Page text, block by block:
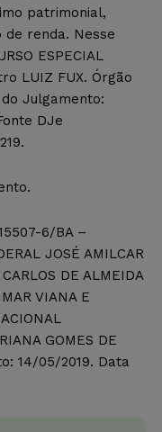
patrimonial,
de renda. Nesse
ESPECIAL
LUIZ FUX. Órgão
do Julgamento:
DJe
6/BA –
JOSÉ AMILCAR
DE ALMEIDA
VIANA E
GOMES DE
14/05/2019. Data